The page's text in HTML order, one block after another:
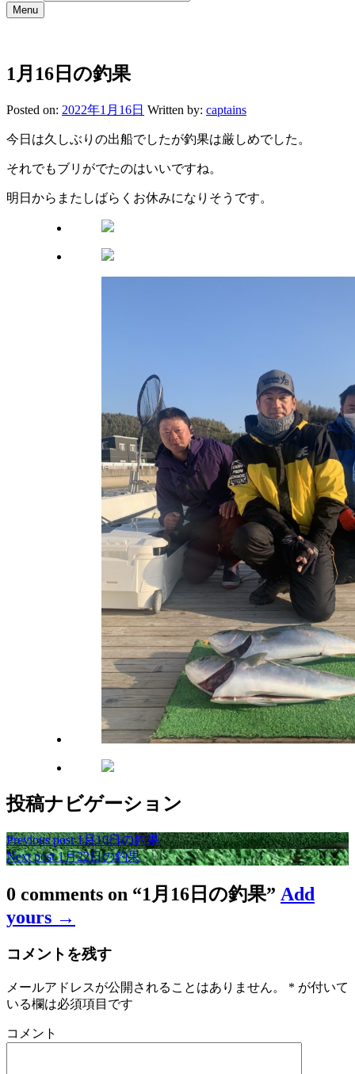
Menu
1月16日の釣果
Posted on: 2022年1月16日 Written by: captains
今日は久しぶりの出船でしたが釣果は厳しめでした。
それでもブリがでたのはいいですね。
明日からまたしばらくお休みになりそうです。
投稿ナビゲーション
Previous post 1月10日の釣果
Next post 1月22日の釣果
0 comments on “1月16日の釣果” Add
yours →
コメントを残す
メールアドレスが公開されることはありません。 * が付いて
いる欄は必須項目です
コメント